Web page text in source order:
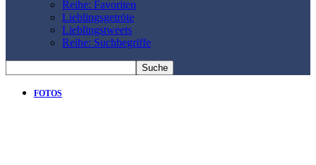
Reihe: Favoriten
Lieblingsgetröte
Lieblingstweets
Reihe: Suchbegriffe
FOTOS